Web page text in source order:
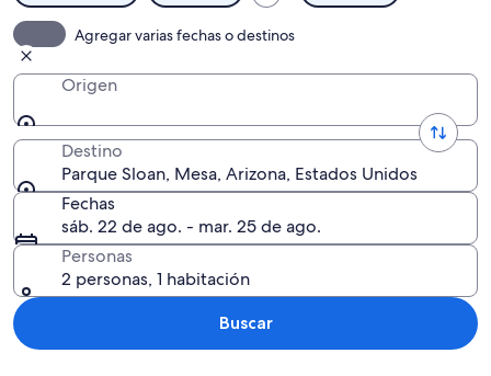
Agregar varias fechas o destinos
Origen
Destino
Parque Sloan, Mesa, Arizona, Estados Unidos
Fechas
sáb. 22 de ago. - mar. 25 de ago.
Personas
2 personas, 1 habitación
Buscar